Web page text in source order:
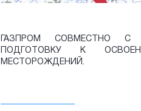
ГАЗПРОМ СОВМЕСТНО С
ПОДГОТОВКУ К
МЕСТОРОЖДЕНИЙ.